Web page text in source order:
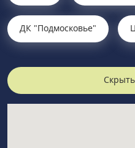
ДК "Подмосковье"